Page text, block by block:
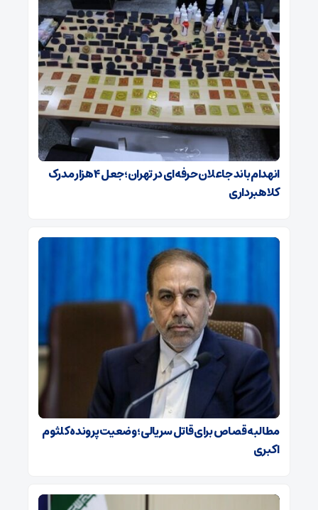
انهدام باند جاعلان حرفه‌ای در تهران؛جعل ۴ هزار مدرک
کلاهبرداری
مطالبه قصاص برای قاتل سریالی؛ وضعیت پرونده کلثوم
اکبری